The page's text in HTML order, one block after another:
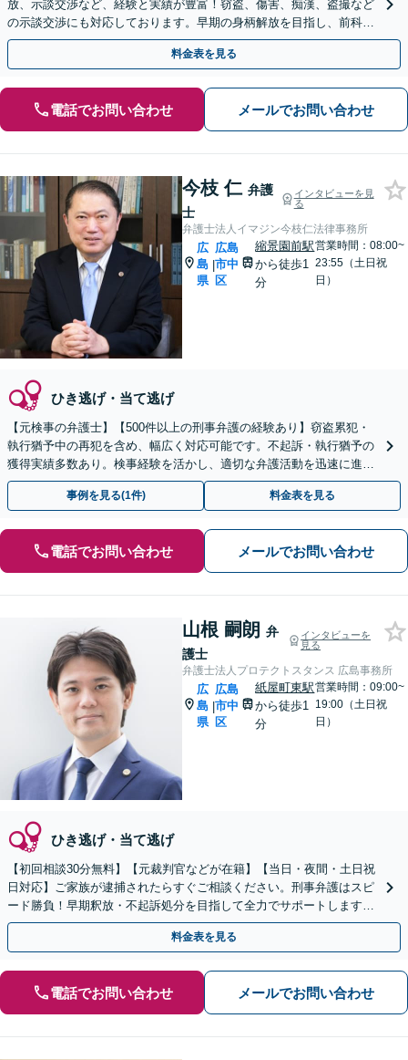
放、示談交渉など、経験と実績が豊富！窃盗、傷害、痴漢、盗撮など
の示談交渉にも対応しております。早期の身柄解放を目指し、前科の
回避に向けて尽力します【法テラス利用可】
料金表を見る
電話でお問い合わせ メールでお問い合わせ
今枝 仁 弁護
士
インタビューを見
る
弁護士法人イマジン今枝仁法律事務所
広
島
県
|
広島
市中
区
縮景園前駅
から徒歩1
分
営業時間：08:00~
23:55（土日祝
日）
ひき逃げ・当て逃げ
【元検事の弁護士】【500件以上の刑事弁護の経験あり】窃盗累犯・
執行猶予中の再犯を含め、幅広く対応可能です。不起訴・執行猶予の
獲得実績多数あり。検事経験を活かし、適切な弁護活動を迅速に進め
てまいります【初回相談無料】【土日祝相談可】
事例を見る(1件) 料金表を見る
電話でお問い合わせ メールでお問い合わせ
山根 嗣朗 弁
護士
インタビューを
見る
弁護士法人プロテクトスタンス 広島事務所
広
島
県
|
広島
市中
区
紙屋町東駅
から徒歩1
分
営業時間：09:00~
19:00（土日祝
日）
ひき逃げ・当て逃げ
【初回相談30分無料】【元裁判官などが在籍】【当日・夜間・土日祝
日対応】ご家族が逮捕されたらすぐご相談ください。刑事弁護はスピ
ード勝負！早期釈放・不起訴処分を目指して全力でサポートします。
【スピード対応】
料金表を見る
電話でお問い合わせ メールでお問い合わせ